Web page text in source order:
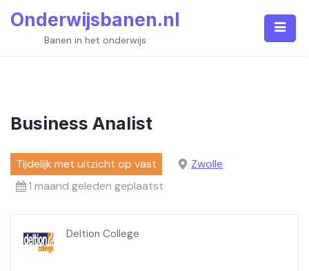
Onderwijsbanen.nl
Banen in het onderwijs
Business Analist
Tijdelijk met uitzicht op vast
Zwolle
1 maand geleden geplaatst
Deltion College